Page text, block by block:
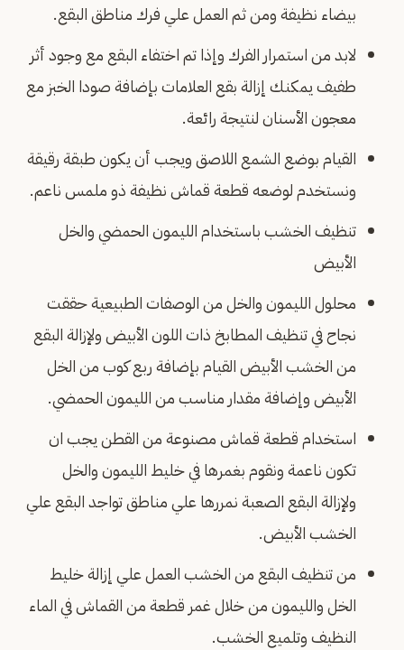
بيضاء نظيفة ومن ثم العمل علي فرك مناطق البقع.
لابد من استمرار الفرك وإذا تم اختفاء البقع مع وجود أثر
طفيف يمكنك إزالة بقع العلامات بإضافة صودا الخبز مع
معجون الأسنان لنتيجة رائعة.
القيام بوضع الشمع اللاصق ويجب أن يكون طبقة رقيقة
ونستخدم لوضعه قطعة قماش نظيفة ذو ملمس ناعم.
تنظيف الخشب باستخدام الليمون الحمضي والخل
الأبيض
محلول الليمون والخل من الوصفات الطبيعية حققت
نجاح في تنظيف المطابخ ذات اللون الأبيض ولإزالة البقع
من الخشب الأبيض القيام بإضافة ربع كوب من الخل
الأبيض وإضافة مقدار مناسب من الليمون الحمضي.
استخدام قطعة قماش مصنوعة من القطن يجب ان
تكون ناعمة ونقوم بغمرها في خليط الليمون والخل
ولإزالة البقع الصعبة نمررها علي مناطق تواجد البقع علي
الخشب الأبيض.
من تنظيف البقع من الخشب العمل علي إزالة خليط
الخل والليمون من خلال غمر قطعة من القماش في الماء
النظيف وتلميع الخشب.